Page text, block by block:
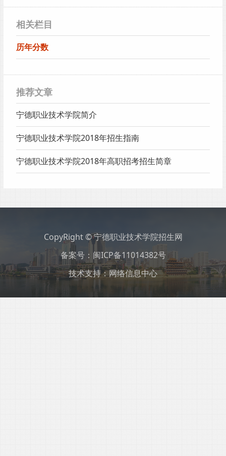
相关栏目
历年分数
推荐文章
宁德职业技术学院简介
宁德职业技术学院2018年招生指南
宁德职业技术学院2018年高职招考招生简章
CopyRight © 宁德职业技术学院招生网
备案号：闽ICP备11014382号
技术支持：网络信息中心